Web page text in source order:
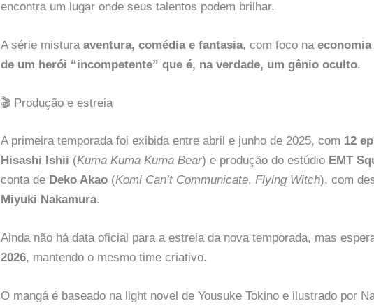
encontra um lugar onde seus talentos podem brilhar.
A série mistura aventura, comédia e fantasia, com foco na
de um herói “incompetente” que é, na verdade, um gênio oculto.
🎬 Produção e estreia
A primeira temporada foi exibida entre abril e junho de 2025, com 12
Hisashi Ishii (Kuma Kuma Kuma Bear) e produção do estúdio EMT
conta de Deko Akao(Komi Can’t Communicate, Flying Witch), com
Miyuki Nakamura.
Ainda não há data oficial para a estreia da nova temporada, mas
2026, mantendo o mesmo time criativo.
O mangá é baseado na light novel de Yousuke Tokino e ilustrado por